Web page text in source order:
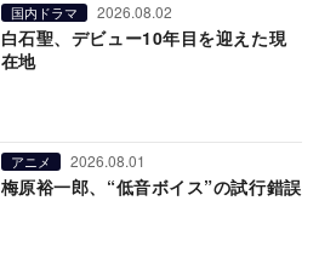
国内ドラマ 2026.08.02
白石聖、デビュー10年目を迎えた現
在地
アニメ 2026.08.01
梅原裕一郎、“低音ボイス”の試行錯誤